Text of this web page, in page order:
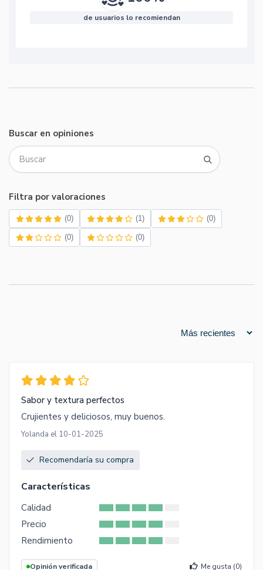
de usuarios lo recomiendan
Buscar en opiniones
Filtra por valoraciones
(0) (1) (0)
(0) (0)
Sabor y textura perfectos
Crujientes y deliciosos, muy buenos.
Yolanda el 10-01-2025
Recomendaría su compra
Características
Calidad
Precio
Rendimiento
Opinión verificada Me gusta (0)